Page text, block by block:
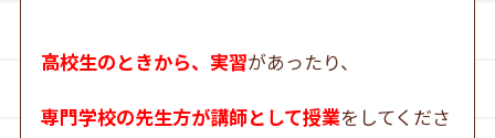
高校生のときから、実習があったり、
専門学校の先生方が講師として授業をしてくださ